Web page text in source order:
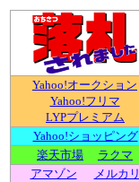
Yahoo!オークション
Yahoo!フリマ
LYPプレミアム
Yahoo!ショッピング
楽天市場
ラクマ
アマゾン
メルカリ